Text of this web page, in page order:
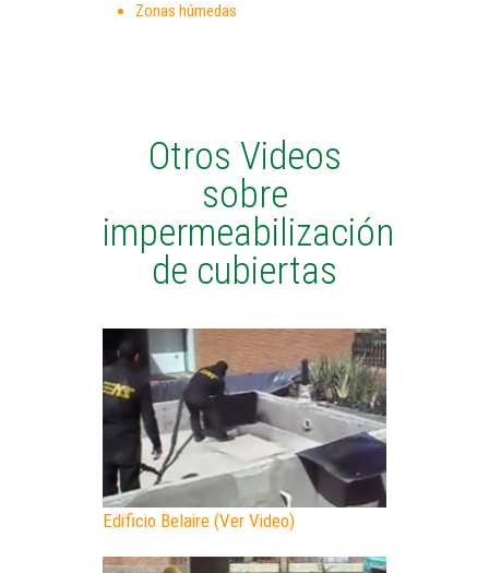
Zonas húmedas
Otros Videos
sobre
impermeabilización
de cubiertas
Edificio Belaire (Ver Video)